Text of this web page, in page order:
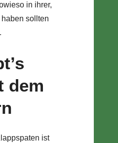
in ihrer,
sollten
dem
ist